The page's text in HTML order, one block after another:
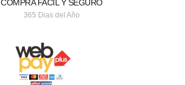
COMPRA FACIL Y SEGURO
365 Dias del Año